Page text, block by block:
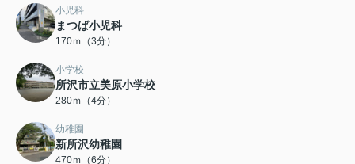
小児科
まつば小児科
170ｍ（3分）
小学校
所沢市立美原小学校
280ｍ（4分）
幼稚園
新所沢幼稚園
470ｍ（6分）